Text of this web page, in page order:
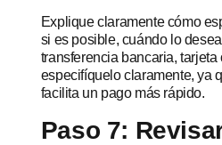
Explique claramente cómo
si es posible, cuándo lo
transferencia bancaria, tarjeta
especifíquelo claramente, ya
facilita un pago más rápido.
Paso 7: